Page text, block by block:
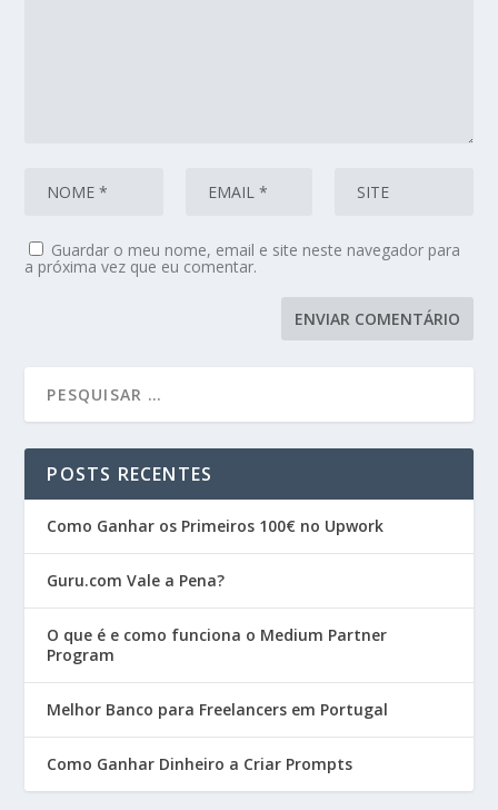
Guardar o meu nome, email e site neste navegador para
a próxima vez que eu comentar.
POSTS RECENTES
Como Ganhar os Primeiros 100€ no Upwork
Guru.com Vale a Pena?
O que é e como funciona o Medium Partner
Program
Melhor Banco para Freelancers em Portugal
Como Ganhar Dinheiro a Criar Prompts